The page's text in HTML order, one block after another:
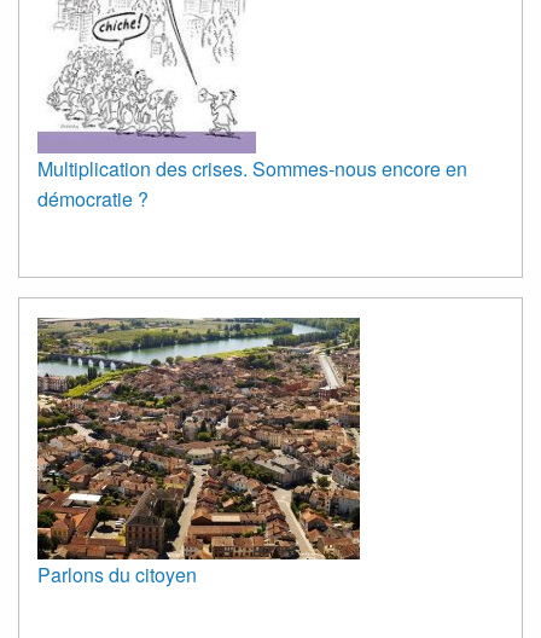
Multiplication des crises. Sommes-nous encore en
démocratie ?
Parlons du citoyen